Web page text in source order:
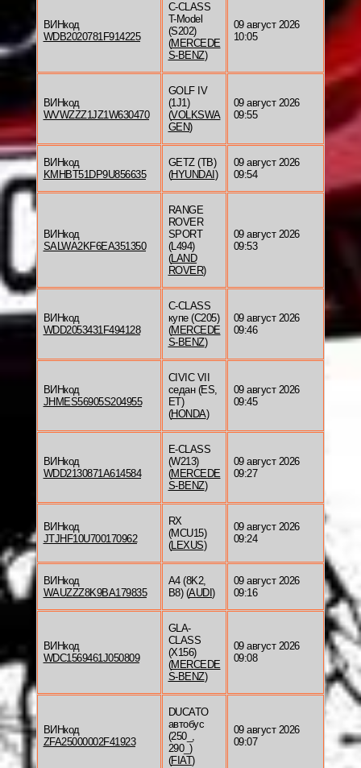
ВИНкод
WDB2020781F914225
C-CLASS
T-Model
(S202)
(MERCEDE
S-BENZ)
09 август 2026
10:05
ВИНкод
WVWZZZ1JZ1W630470
GOLF IV
(1J1)
(VOLKSWA
GEN)
09 август 2026
09:55
ВИНкод
KMHBT51DP9U856635
GETZ (TB)
(HYUNDAI )
09 август 2026
09:54
ВИНкод
SALWA2KF6EA351350
RANGE
ROVER
SPORT
(L494)
(LAND
ROVER)
09 август 2026
09:53
ВИНкод
WDD2053431F494128
C-CLASS
купе (C205)
(MERCEDE
S-BENZ)
09 август 2026
09:46
ВИНкод
JHMES56905S204955
CIVIC VII
седан (ES,
ET)
(HONDA)
09 август 2026
09:45
ВИНкод
WDD2130871A614584
E-CLASS
(W213)
(MERCEDE
S-BENZ)
09 август 2026
09:27
ВИНкод
JTJHF10U700170962
RX
(MCU15)
(LEXUS)
09 август 2026
09:24
ВИНкод
WAUZZZ8K9BA179835
A4 (8K2,
B8) (AUDI )
09 август 2026
09:16
ВИНкод
WDC1569461J050809
GLA-
CLASS
(X156)
(MERCEDE
S-BENZ)
09 август 2026
09:08
ВИНкод
ZFA25000002F41923
DUCATO
автобус
(250_,
290_)
(FIAT)
09 август 2026
09:07